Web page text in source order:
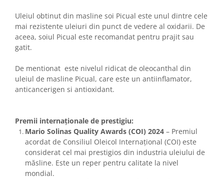
Uleiul obtinut din masline soi Picual este unul dintre cele
mai rezistente uleiuri din punct de vedere al oxidarii. De
aceea, soiul Picual este recomandat pentru prajit sau
gatit.
De mentionat este nivelul ridicat de oleocanthal din
uleiul de masline Picual, care este un antiinflamator,
anticancerigen si antioxidant.
Premii internaționale de prestigiu:
Mario Solinas Quality Awards (COI) 2024 – Premiul
acordat de Consiliul Oleicol Internațional (COI) este
considerat cel mai prestigios din industria uleiului de
măsline. Este un reper pentru calitate la nivel
mondial.